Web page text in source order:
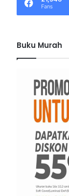
Fans
Buku Murah